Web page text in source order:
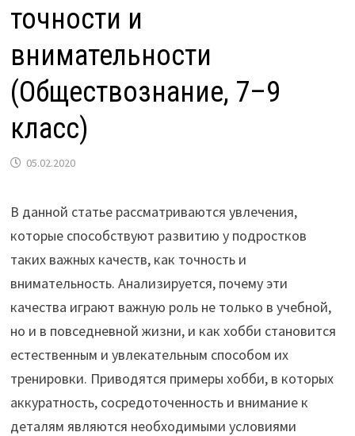
точности и
внимательности
(Обществознание, 7–9
класс)
05.02.2020
В данной статье рассматриваются увлечения,
которые способствуют развитию у подростков
таких важных качеств, как точность и
внимательность. Анализируется, почему эти
качества играют важную роль не только в учебной,
но и в повседневной жизни, и как хобби становится
естественным и увлекательным способом их
тренировки. Приводятся примеры хобби, в которых
аккуратность, сосредоточенность и внимание к
деталям являются необходимыми условиями